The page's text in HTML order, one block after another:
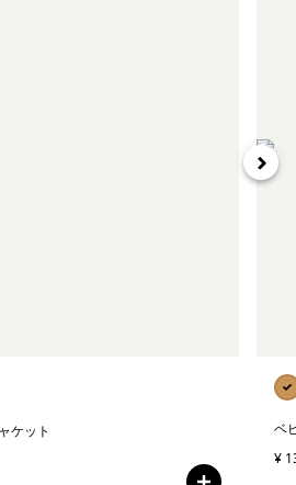
ケット
ベ
¥